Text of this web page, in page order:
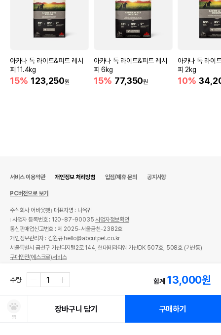
아카나 독 라이트&피트 레시
피 11.4kg
15% 123,250원
아카나 독 라이트&피트 레시
피 6kg
15% 77,350원
아카나 독 라이
피 2kg
10%
수량 합계 13,000원
찜
장바구니 담기 구매하기
서비스 이용약관 개인정보 처리방침 입점/제휴 문의 공지사항
PC버전으로 보기
주식회사 어바웃펫
대표자명 : 나옥귀
사업자 등록번호 : 120-87-90035사업자정보확인
통신판매업신고번호 : 제 2025-서울금천-2382호
개인정보관리자 : 김원규 hello@aboutpet.co.kr
서울특별시 금천구 가산디지털2로 144, 현대테라타워 가산DK 507호, 508호 (가산동)
구매안전(에스크로)서비스